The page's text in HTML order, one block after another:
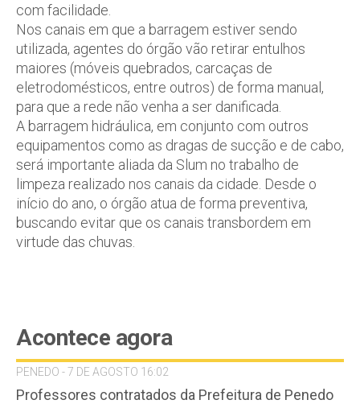
com facilidade.
Nos canais em que a barragem estiver sendo
utilizada, agentes do órgão vão retirar entulhos
maiores (móveis quebrados, carcaças de
eletrodomésticos, entre outros) de forma manual,
para que a rede não venha a ser danificada.
A barragem hidráulica, em conjunto com outros
equipamentos como as dragas de sucção e de cabo,
será importante aliada da Slum no trabalho de
limpeza realizado nos canais da cidade. Desde o
início do ano, o órgão atua de forma preventiva,
buscando evitar que os canais transbordem em
virtude das chuvas.
Acontece agora
PENEDO - 7 DE AGOSTO 16:02
Professores contratados da Prefeitura de Penedo